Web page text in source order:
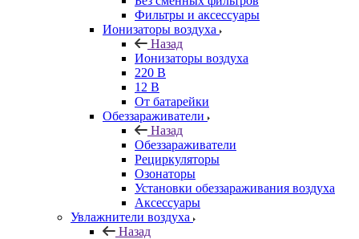
Фильтры и аксессуары
Ионизаторы воздуха
Назад
Ионизаторы воздуха
220 В
12 В
От батарейки
Обеззараживатели
Назад
Обеззараживатели
Рециркуляторы
Озонаторы
Установки обеззараживания воздуха
Аксессуары
Увлажнители воздуха
Назад